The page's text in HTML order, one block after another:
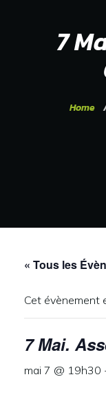
7
Home
« Tous les
Cet évènement
7 Mai.
mai 7 @ 19h30